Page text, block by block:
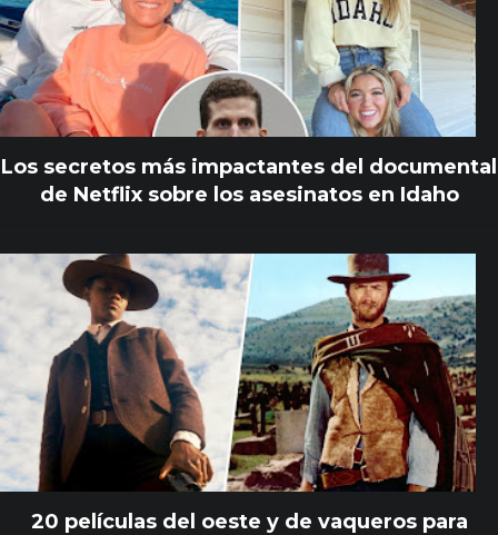
Los secretos más impactantes del documental
de Netflix sobre los asesinatos en Idaho
20 películas del oeste y de vaqueros para